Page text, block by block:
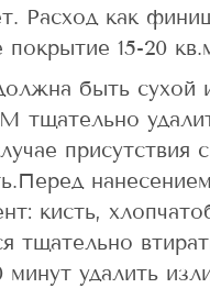
Расход как
покрытие 15-20
быть сухой
тщательно
присутствия
кисть,
тщательно
минут удалить